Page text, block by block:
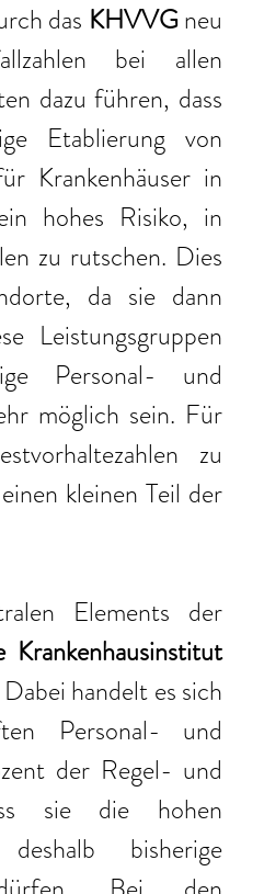
das KHVVG neu
bei allen
dazu führen, dass
Etablierung von
Krankenhäuser in
hohes Risiko, in
zu rutschen. Dies
da sie dann
Leistungsgruppen
Personal- und
möglich sein. Für
zu
kleinen Teil der
Krankenhausinstitut
handelt es sich
Personal- und
der Regel- und
sie die hohen
bisherige